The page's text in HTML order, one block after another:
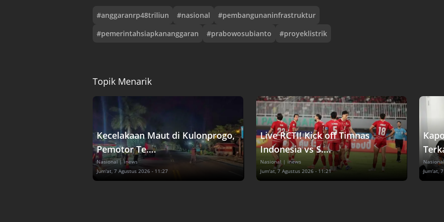
#anggaranrp48triliun #nasional #pembangunaninfrastruktur
#pemerintahsiapkananggaran #prabowosubianto #proyeklistrik
Topik Menarik
Kecelakaan Maut di Kulonprogo,
Pemotor Te....
Nasional | inews
Jum'at, 7 Agustus 2026 - 11:27
Live RCTI! Kick off Timnas
Indonesia vs S....
Nasional | inews
Jum'at, 7 Agustus 2026 - 11:21
Jum'at,